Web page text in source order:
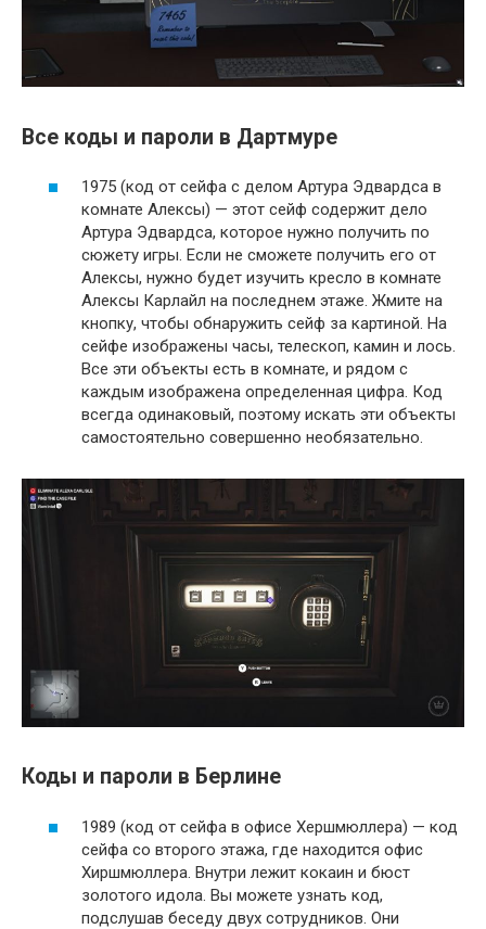
Все коды и пароли в Дартмуре
1975 (код от сейфа с делом Артура Эдвардса в
комнате Алексы) — этот сейф содержит дело
Артура Эдвардса, которое нужно получить по
сюжету игры. Если не сможете получить его от
Алексы, нужно будет изучить кресло в комнате
Алексы Карлайл на последнем этаже. Жмите на
кнопку, чтобы обнаружить сейф за картиной. На
сейфе изображены часы, телескоп, камин и лось.
Все эти объекты есть в комнате, и рядом с
каждым изображена определенная цифра. Код
всегда одинаковый, поэтому искать эти объекты
самостоятельно совершенно необязательно.
Коды и пароли в Берлине
1989 (код от сейфа в офисе Хершмюллера) — код
сейфа со второго этажа, где находится офис
Хиршмюллера. Внутри лежит кокаин и бюст
золотого идола. Вы можете узнать код,
подслушав беседу двух сотрудников. Они